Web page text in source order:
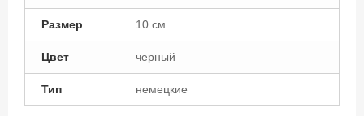
Размер 10 см.
Цвет черный
Тип немецкие